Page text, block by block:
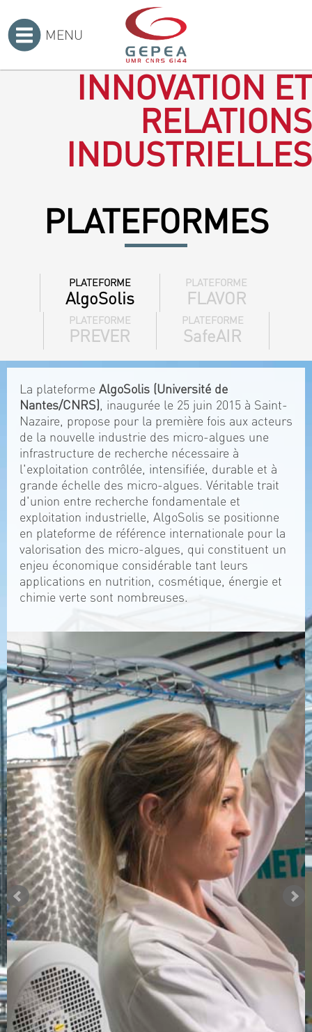
MENU
INNOVATION ET
RELATIONS
INDUSTRIELLES
PLATEFORMES
PLATEFORME
AlgoSolis
PLATEFORME
FLAVOR
PLATEFORME
PREVER
PLATEFORME
SafeAIR
La plateforme AlgoSolis (Université de
Nantes/CNRS), inaugurée le 25 juin 2015 à Saint-
Nazaire, propose pour la première fois aux acteurs
de la nouvelle industrie des micro-algues une
infrastructure de recherche nécessaire à
l'exploitation contrôlée, intensifiée, durable et à
grande échelle des micro-algues. Véritable trait
d'union entre recherche fondamentale et
exploitation industrielle, AlgoSolis se positionne
en plateforme de référence internationale pour la
valorisation des micro-algues, qui constituent un
enjeu économique considérable tant leurs
applications en nutrition, cosmétique, énergie et
chimie verte sont nombreuses.